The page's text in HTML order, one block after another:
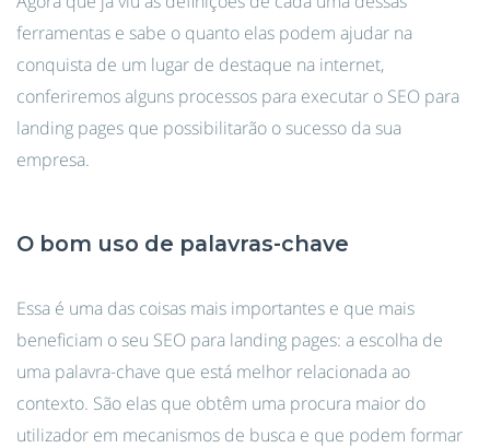
ferramentas e sabe o quanto elas podem ajudar na
conquista de um lugar de destaque na internet,
conferiremos alguns processos para executar o SEO para
landing pages que possibilitarão o sucesso da sua
empresa.
O bom uso de palavras-chave
Essa é uma das coisas mais importantes e que mais
beneficiam o seu SEO para landing pages: a escolha de
uma palavra-chave que está melhor relacionada ao
contexto. São elas que obtêm uma procura maior do
utilizador em mecanismos de busca e que podem formar